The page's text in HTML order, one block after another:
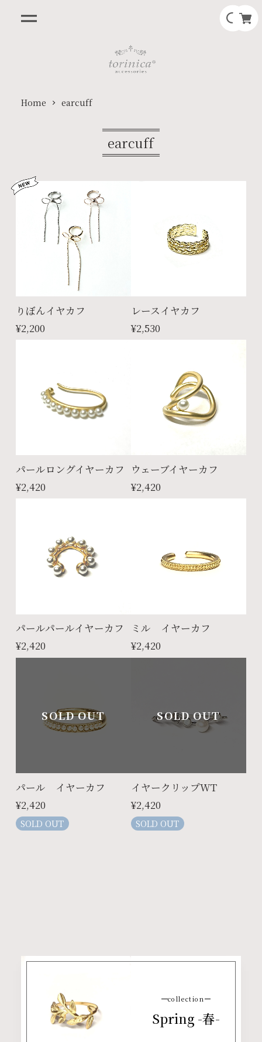
Home earcuff
earcuff
りぼんイヤカフ
¥2,200
レースイヤカフ
¥2,530
パールロングイヤーカフ
¥2,420
ウェーブイヤーカフ
¥2,420
パールパールイヤーカフ
¥2,420
ミル イヤーカフ
¥2,420
SOLD OUT
パール イヤーカフ
¥2,420
SOLD OUT
SOLD OUT
イヤークリップWT
¥2,420
SOLD OUT
collection
Spring -春-